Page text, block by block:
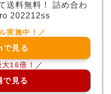
送料無料！ 詰め合わ
202212ss
見る
で見る